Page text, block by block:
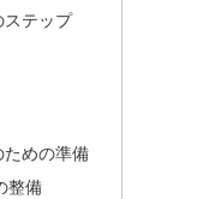
ステップ
ための準備
整備